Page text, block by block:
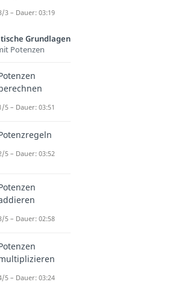
3 – Dauer: 03:19
Grundlagen
Potenzen
5 – Dauer: 03:51
5 – Dauer: 03:52
5 – Dauer: 02:58
5 – Dauer: 03:24